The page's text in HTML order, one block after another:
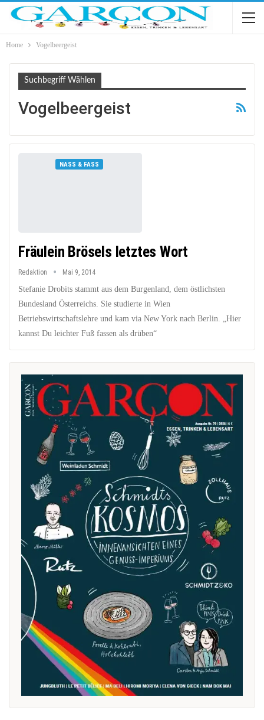
Home Vogelbeergeist
Suchbegriff Wählen
Vogelbeergeist
NASS & FASS
Fräulein Brösels letztes Wort
Redaktion Mai 9, 2014
Stefanie Drobits stammt aus dem Burgenland, dem östlichsten
Bundesland Österreichs. Sie studierte in Wien
Betriebswirtschaftslehre und kam via New York nach Berlin. „Hier
kannst Du leichter Fuß fassen als drüben“